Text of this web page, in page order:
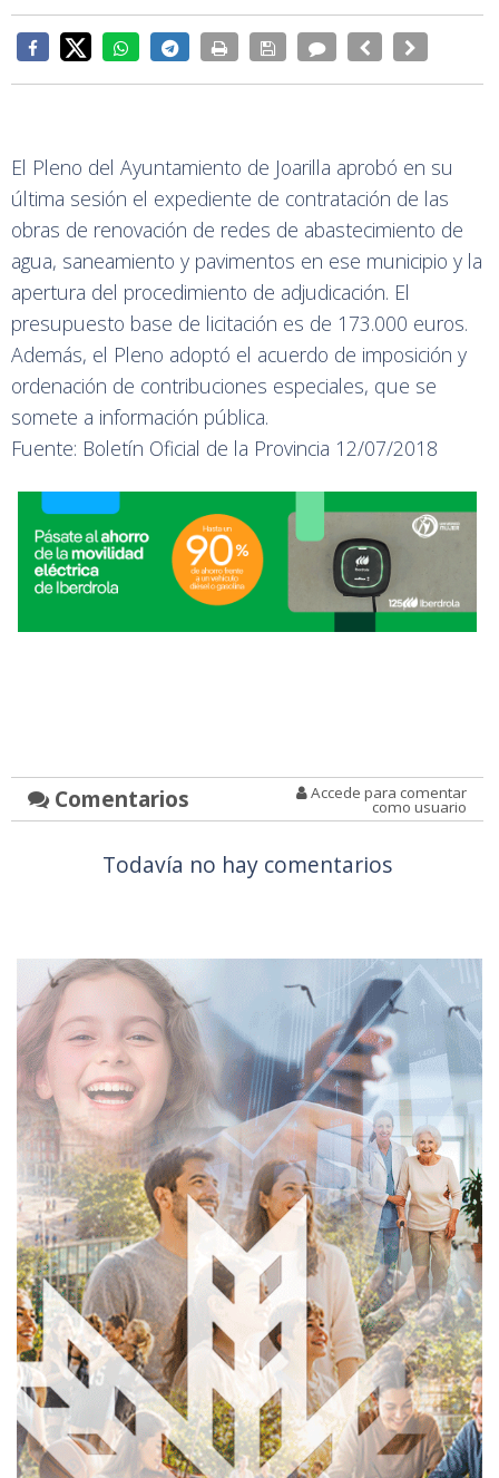
El Pleno del Ayuntamiento de Joarilla aprobó en su
última sesión el expediente de contratación de las
obras de renovación de redes de abastecimiento de
agua, saneamiento y pavimentos en ese municipio y la
apertura del procedimiento de adjudicación. El
presupuesto base de licitación es de 173.000 euros.
Además, el Pleno adoptó el acuerdo de imposición y
ordenación de contribuciones especiales, que se
somete a información pública.
Fuente: Boletín Oficial de la Provincia 12/07/2018
Comentarios Accede para comentar
como usuario
Todavía no hay comentarios